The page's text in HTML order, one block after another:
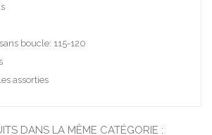
boucle: 115-120
assorties
DANS LA MÊME CATÉGORIE :